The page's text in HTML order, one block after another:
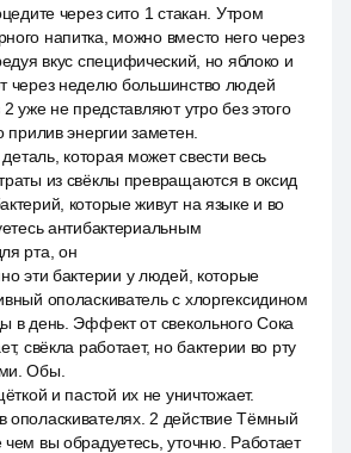
через сито 1 стакан. Утром
напитка, можно вместо него через
вкус специфический, но яблоко и
через неделю большинство людей
уже не представляют утро без этого
прилив энергии заметен.
которая может свести весь
из свёклы превращаются в оксид
которые живут на языке и во
антибактериальным
рта, он
эти бактерии у людей, которые
ополаскиватель с хлоргексидином
в день. Эффект от свекольного Сока
свёкла работает, но бактерии во рту
Обы.
и пастой их не уничтожает.
2 действие Тёмный
вы обрадуетесь, уточню. Работает